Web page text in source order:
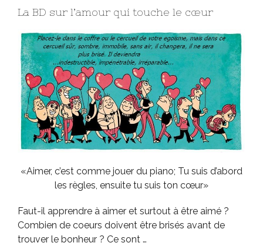
La BD sur l’amour qui touche le cœur
«Aimer, c’est comme jouer du piano; Tu suis d’abord
les règles, ensuite tu suis ton cœur»
Faut-il apprendre à aimer et surtout à être aimé ?
Combien de coeurs doivent être brisés avant de
trouver le bonheur ? Ce sont …